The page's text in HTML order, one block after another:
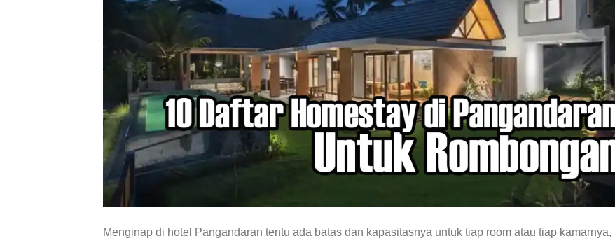
Menginap di hotel Pangandaran tentu ada batas dan kapasitasnya untuk tiap room atau tiap kamarnya,